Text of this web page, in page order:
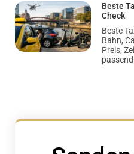
Beste
Check
Beste
Bahn,
Preis,